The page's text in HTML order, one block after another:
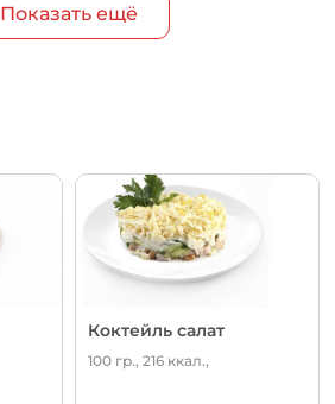
Показать ещё
Коктейль салат
100 гр., 216 ккал.,